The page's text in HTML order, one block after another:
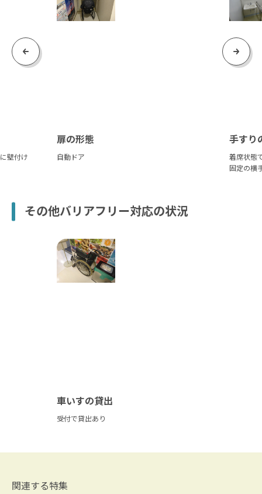
Previous
壁付け
扉の形態
自動ドア
手すり
着席状態
固定の横
Next
その他バリアフリー対応の状況
車いすの貸出
受付で貸出あり
関連する特集